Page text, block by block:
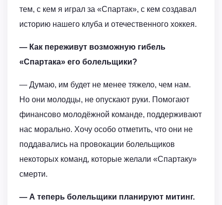
тем, с кем я играл за «Спартак», с кем создавал
историю нашего клуба и отечественного хоккея.
— Как переживут возможную гибель
«Спартака» его болельщики?
— Думаю, им будет не менее тяжело, чем нам.
Но они молодцы, не опускают руки. Помогают
финансово молодёжной команде, поддерживают
нас морально. Хочу особо отметить, что они не
поддавались на провокации болельщиков
некоторых команд, которые желали «Спартаку»
смерти.
— А теперь болельщики планируют митинг.